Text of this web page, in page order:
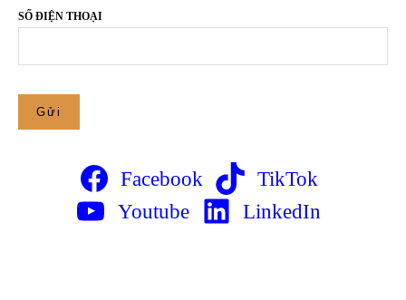
SỐ ĐIỆN THOẠI
Facebook
TikTok
Youtube
LinkedIn